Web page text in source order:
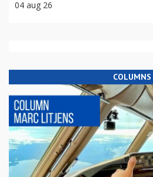
04 aug 26
COLUMNS